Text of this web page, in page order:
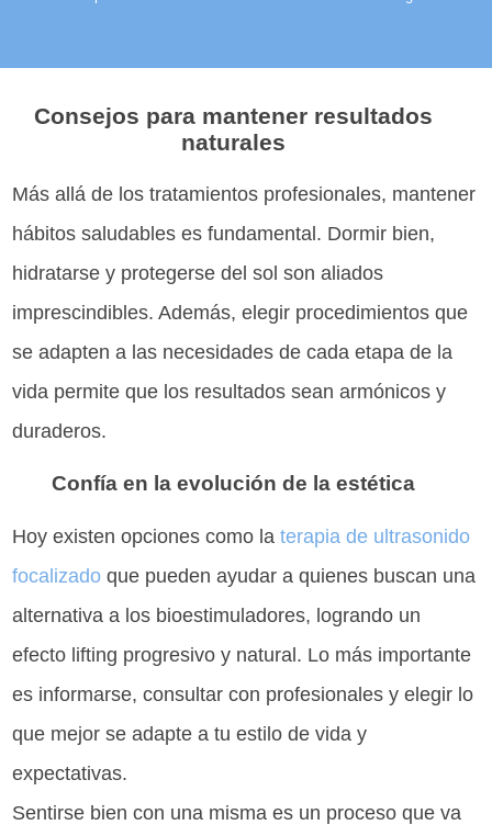
Consejos para mantener resultados
naturales
Más allá de los tratamientos profesionales, mantener
hábitos saludables es fundamental. Dormir bien,
hidratarse y protegerse del sol son aliados
imprescindibles. Además, elegir procedimientos que
se adapten a las necesidades de cada etapa de la
vida permite que los resultados sean armónicos y
duraderos.
Confía en la evolución de la estética
Hoy existen opciones como laterapia de ultrasonido
focalizado que pueden ayudar a quienes buscan una
alternativa a los bioestimuladores, logrando un
efecto lifting progresivo y natural. Lo más importante
es informarse, consultar con profesionales y elegir lo
que mejor se adapte a tu estilo de vida y
expectativas.
Sentirse bien con una misma es un proceso que va